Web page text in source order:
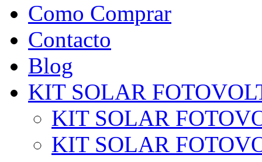
Como Comprar
Contacto
Blog
KIT SOLAR
KIT SOLAR
KIT SOLAR